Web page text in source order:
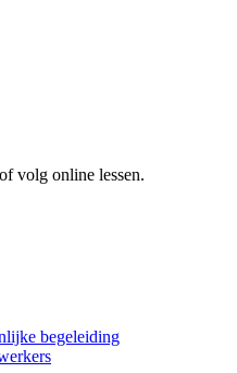
volg online lessen.
begeleiding